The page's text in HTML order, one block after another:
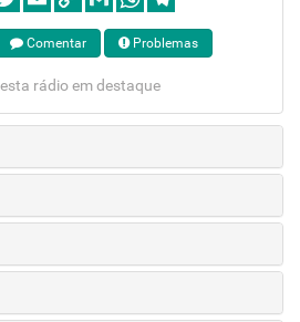
Comentar Problemas
rádio em destaque